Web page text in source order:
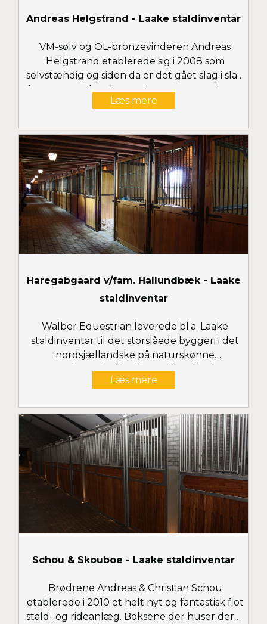
Andreas Helgstrand - Laake staldinventar
VM-sølv og OL-bronzevinderen Andreas
Helgstrand etablerede sig i 2008 som
selvstændig og siden da er det gået slag i slag
for teamet på Helgstrand Dressage med flere
UVM-medaljer og Grand Prix-placeringer til
dressuretablissement indrettede staldene på
Møgelmosegaard med inventar fra Laake. Se
flere billeder her
Læs mere
Haregabgaard v/fam. Hallundbæk - Laake
staldinventar
Walber Equestrian leverede bl.a. Laake
staldinventar til det storslåede byggeri i det
nordsjællandske på naturskønne
Haregabgaard v/familien Hallundbæk. Se
flere billeder her
Læs mere
Schou & Skouboe - Laake staldinventar
Brødrene Andreas & Christian Schou
etablerede i 2010 et helt nyt og fantastisk flot
stald- og rideanlæg. Boksene der huser deres